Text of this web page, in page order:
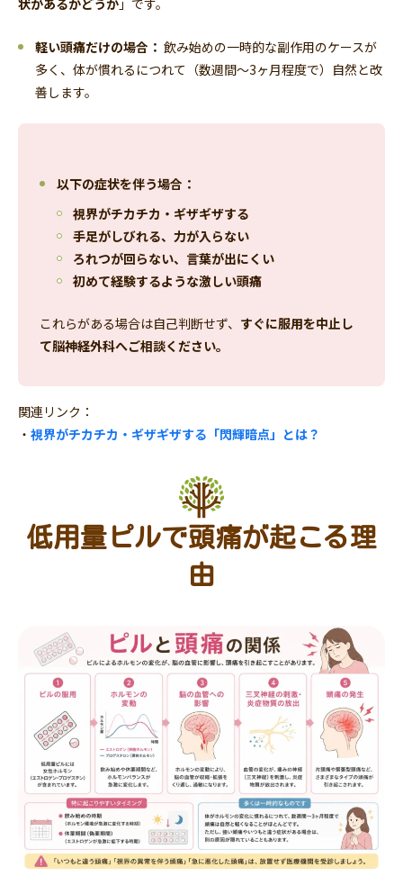
状があるかどうか 」です。
軽い頭痛だけの場合： 飲み始めの一時的な副作用のケースが
多く、体が慣れるにつれて（数週間〜3ヶ月程度で）自然と改
善します。
以下の症状を伴う場合：
視界がチカチカ・ギザギザする
手足がしびれる、力が入らない
ろれつが回らない、言葉が出にくい
初めて経験するような激しい頭痛
これらがある場合は自己判断せず、 すぐに服用を中止し
て脳神経外科へご相談ください。
関連リンク：
・ 視界がチカチカ・ギザギザする「閃輝暗点」とは？
低用量ピルで頭痛が起こる理
由